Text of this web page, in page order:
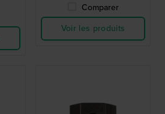
Comparer
Voir les produits